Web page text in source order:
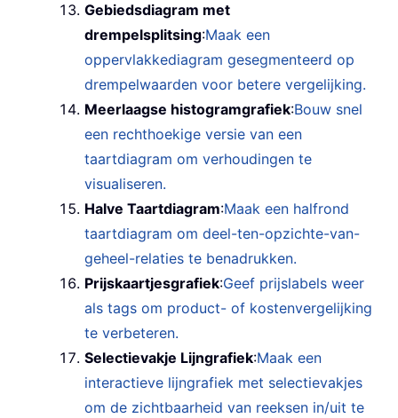
Gebiedsdiagram met
drempelsplitsing:Maak een
oppervlakkediagram gesegmenteerd op
drempelwaarden voor betere vergelijking.
Meerlaagse histogramgrafiek:Bouw snel
een rechthoekige versie van een
taartdiagram om verhoudingen te
visualiseren.
Halve Taartdiagram:Maak een halfrond
taartdiagram om deel-ten-opzichte-van-
geheel-relaties te benadrukken.
Prijskaartjesgrafiek:Geef prijslabels weer
als tags om product- of kostenvergelijking
te verbeteren.
Selectievakje Lijngrafiek:Maak een
interactieve lijngrafiek met selectievakjes
om de zichtbaarheid van reeksen in/uit te